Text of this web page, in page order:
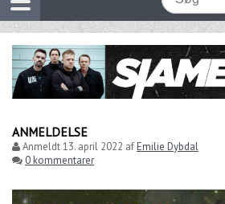
ANMELDELSE
Anmeldt13. april 2022 afEmilie Dybdal
0 kommentarer